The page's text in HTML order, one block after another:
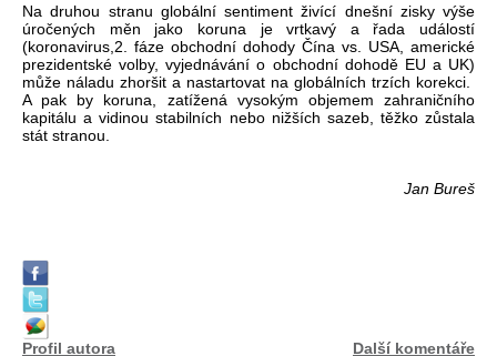
Na druhou stranu globální sentiment živící dnešní zisky výše
úročených měn jako koruna je vrtkavý a řada událostí
(koronavirus,2. fáze obchodní dohody Čína vs. USA, americké
prezidentské volby, vyjednávání o obchodní dohodě EU a UK)
může náladu zhoršit a nastartovat na globálních trzích korekci.
A pak by koruna, zatížená vysokým objemem zahraničního
kapitálu a vidinou stabilních nebo nižších sazeb, těžko zůstala
stát stranou.
Jan Bureš
Profil autora Další komentáře